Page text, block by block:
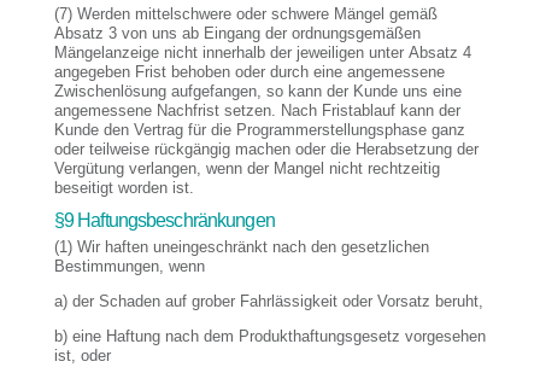
(7) Werden mittelschwere oder schwere Mängel gemäß
Absatz 3 von uns ab Eingang der ordnungsgemäßen
Mängelanzeige nicht innerhalb der jeweiligen unter Absatz 4
angegeben Frist behoben oder durch eine angemessene
Zwischenlösung aufgefangen, so kann der Kunde uns eine
angemessene Nachfrist setzen. Nach Fristablauf kann der
Kunde den Vertrag für die Programmerstellungsphase ganz
oder teilweise rückgängig machen oder die Herabsetzung der
Vergütung verlangen, wenn der Mangel nicht rechtzeitig
beseitigt worden ist.
§9 Haftungsbeschränkungen
(1) Wir haften uneingeschränkt nach den gesetzlichen
Bestimmungen, wenn
a) der Schaden auf grober Fahrlässigkeit oder Vorsatz beruht,
b) eine Haftung nach dem Produkthaftungsgesetz vorgesehen
ist, oder